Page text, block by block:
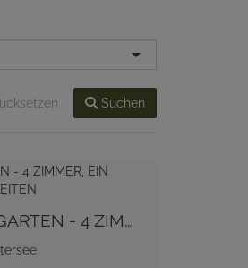
Suchen
MAISONETTE MIT GARTEN - 4 ZIMMER, EIN PROJEKT, VIELE MÖGLICHKEITEN